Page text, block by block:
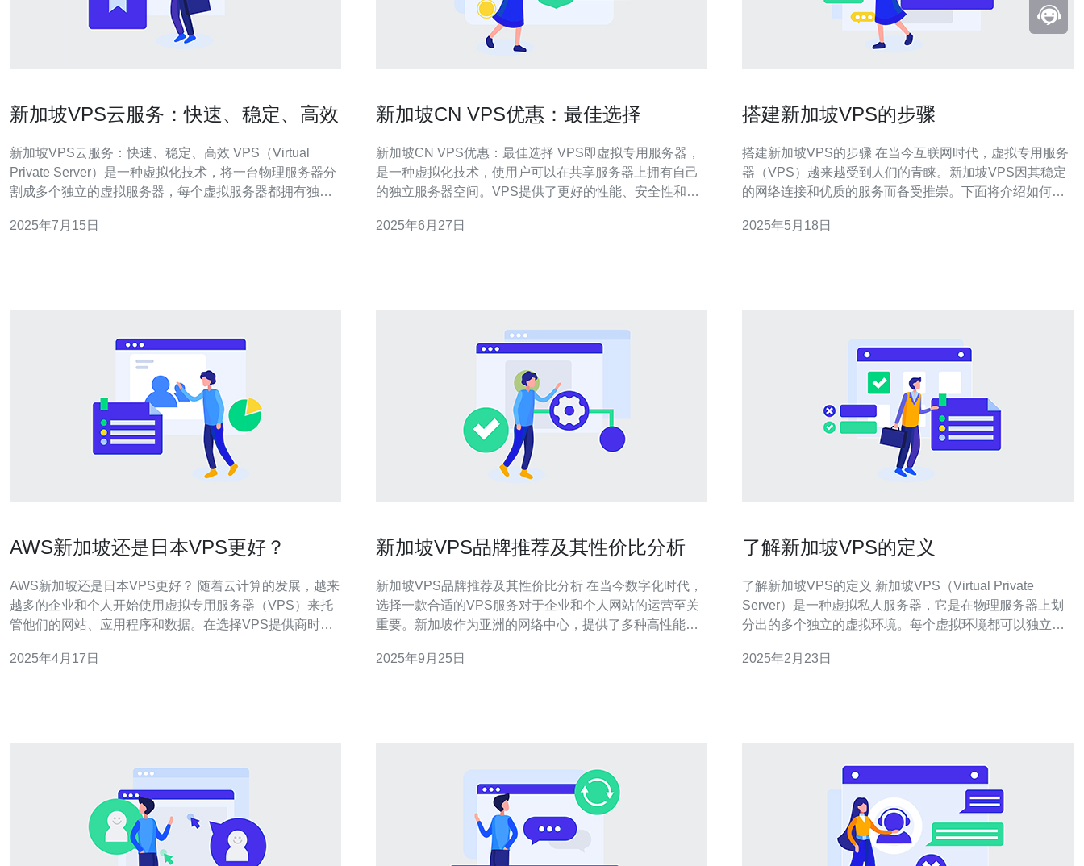
新加坡VPS云服务：快速、稳定、高效
新加坡VPS云服务：快速、稳定、高效 VPS（Virtual
Private Server）是一种虚拟化技术，将一台物理服务器分
割成多个独立的虚拟服务器，每个虚拟服务器都拥有独立
指通过互联网提供计算资源、存储资源和应用程序服务的
2025年7月15日
新加坡CN VPS优惠：最佳选择
新加坡CN VPS优惠：最佳选择 VPS即虚拟专用服务器，
是一种虚拟化技术，使用户可以在共享服务器上拥有自己
的独立服务器空间。VPS提供了更好的性能、安全性和灵
VPS由新加坡著名的主机提供商提供，拥有一流的基础设
2025年6月27日
搭建新加坡VPS的步骤
搭建新加坡VPS的步骤 在当今互联网时代，虚拟专用服务
器（VPS）越来越受到人们的青睐。新加坡VPS因其稳定
的网络连接和优质的服务而备受推崇。下面将介绍如何搭
VPS提供商。确保提供商有良好的客户评价和技术支持，
2025年5月18日
AWS新加坡还是日本VPS更好？
AWS新加坡还是日本VPS更好？ 随着云计算的发展，越来
越多的企业和个人开始使用虚拟专用服务器（VPS）来托
管他们的网站、应用程序和数据。在选择VPS提供商时，
项。本文将对AWS新加坡和日本的VPS进行比较，以帮助
2025年4月17日
新加坡VPS品牌推荐及其性价比分析
新加坡VPS品牌推荐及其性价比分析 在当今数字化时代，
选择一款合适的VPS服务对于企业和个人网站的运营至关
重要。新加坡作为亚洲的网络中心，提供了多种高性能的
进行详细分析，让您在选择时更加从容。 精华摘要： 1. 新
2025年9月25日
了解新加坡VPS的定义
了解新加坡VPS的定义 新加坡VPS（Virtual Private
Server）是一种虚拟私人服务器，它是在物理服务器上划
分出的多个独立的虚拟环境。每个虚拟环境都可以独立运
加坡作为东南亚的金融和科技中心，拥有先进的网络基础
2025年2月23日